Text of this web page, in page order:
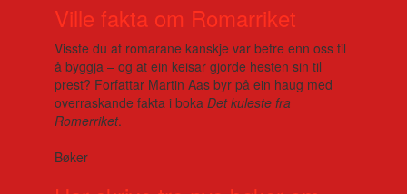
Ville fakta om Romarriket
Visste du at romarane kanskje var betre enn oss til
å byggja – og at ein keisar gjorde hesten sin til
prest? Forfattar Martin Aas byr på ein haug med
overraskande fakta i boka Det kuleste fra
Romerriket.
Bøker